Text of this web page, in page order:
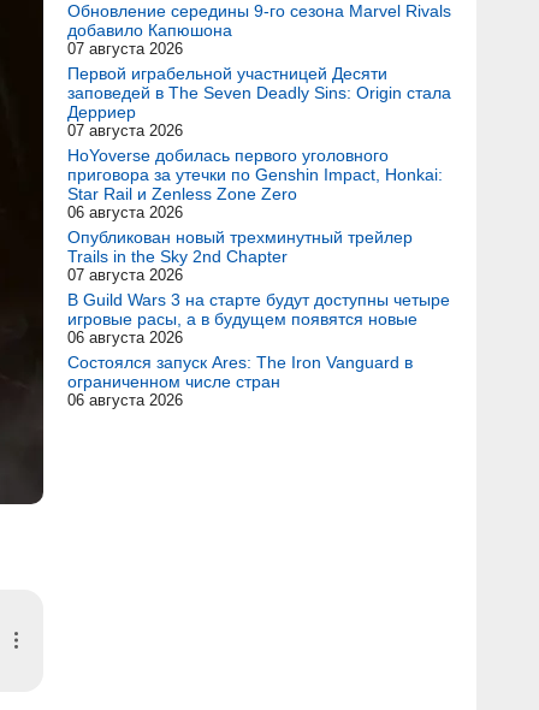
Обновление середины 9-го сезона Marvel Rivals
добавило Капюшона
07 августа 2026
Первой играбельной участницей Десяти
заповедей в The Seven Deadly Sins: Origin стала
Дерриер
07 августа 2026
HoYoverse добилась первого уголовного
приговора за утечки по Genshin Impact, Honkai:
Star Rail и Zenless Zone Zero
06 августа 2026
Опубликован новый трехминутный трейлер
Trails in the Sky 2nd Chapter
07 августа 2026
В Guild Wars 3 на старте будут доступны четыре
игровые расы, а в будущем появятся новые
06 августа 2026
Состоялся запуск Ares: The Iron Vanguard в
ограниченном числе стран
06 августа 2026